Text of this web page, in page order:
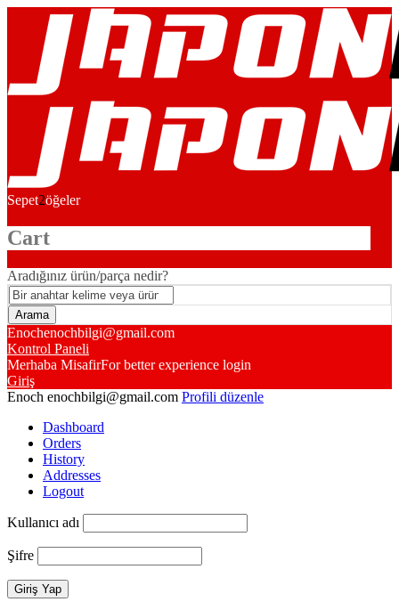
Sepet2öğeler
Cart
Aradığınız ürün/parça nedir?
Enochenochbilgi@gmail.com
Kontrol Paneli
Merhaba MisafirFor better experience login
Giriş
Enoch enochbilgi@gmail.com Profili düzenle
Dashboard
Orders
History
Addresses
Logout
Kullanıcı adı
Şifre